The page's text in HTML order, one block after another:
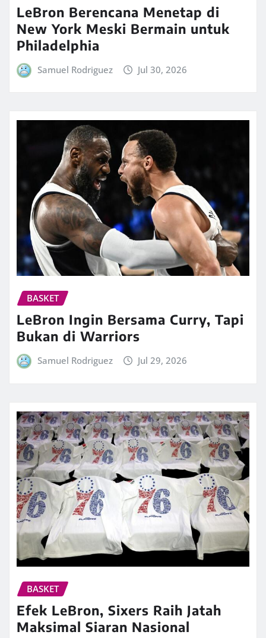
LeBron Berencana Menetap di
New York Meski Bermain untuk
Philadelphia
Samuel Rodriguez Jul 30, 2026
BASKET
LeBron Ingin Bersama Curry, Tapi
Bukan di Warriors
Samuel Rodriguez Jul 29, 2026
BASKET
Efek LeBron, Sixers Raih Jatah
Maksimal Siaran Nasional